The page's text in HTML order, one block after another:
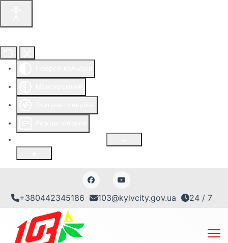
+380442345186 103@kyivcity.gov.ua 24 / 7